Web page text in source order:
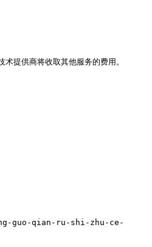
供商将收取其他服务的费用。
guo-qian-ru-shi-zhu-ce-